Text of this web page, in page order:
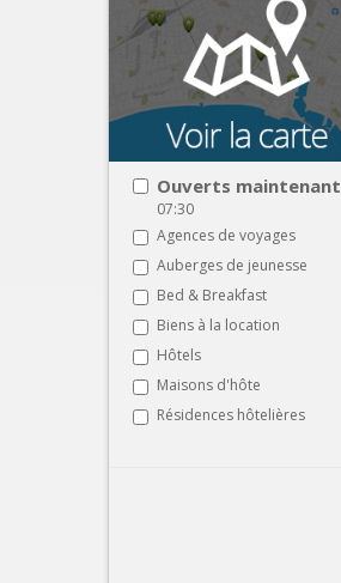
Ouverts maintenant
07:30
Agences de voyages
Auberges de jeunesse
Bed & Breakfast
Biens à la location
Hôtels
Maisons d'hôte
Résidences hôtelières